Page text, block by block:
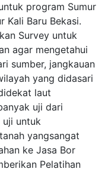
program Sumur
Kali Baru Bekasi.
Survey untuk
agar mengetahui
sumber, jangkauan
yang didasari
laut
uji dari
uji untuk
yangsangat
ke Jasa Bor
Pelatihan